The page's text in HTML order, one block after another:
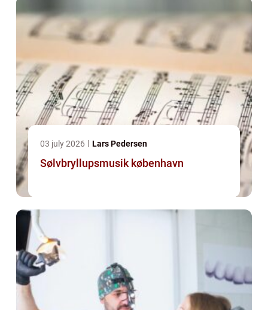
03 july 2026 Lars Pedersen
Sølvbryllupsmusik københavn